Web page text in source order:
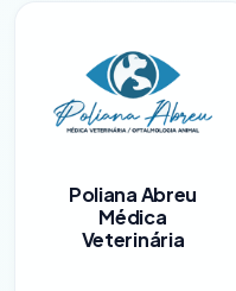
Poliana Abreu
Médica
Veterinária